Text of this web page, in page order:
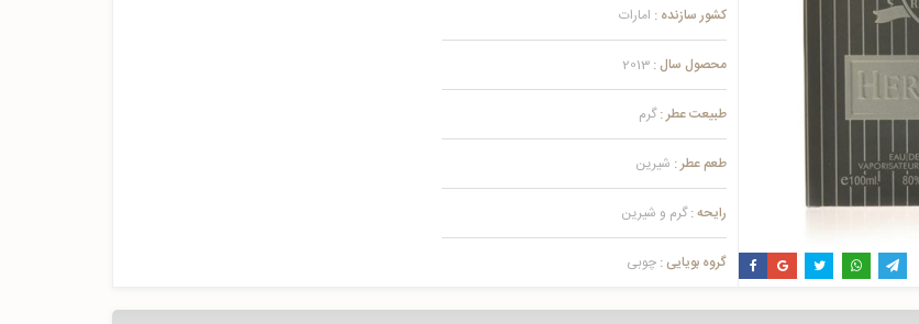
کشور سازنده : امارات
محصول سال : 2013
طبیعت عطر : گرم
طعم عطر : شیرین
رایحه : گرم و شیرین
گروه بویایی : چوبی